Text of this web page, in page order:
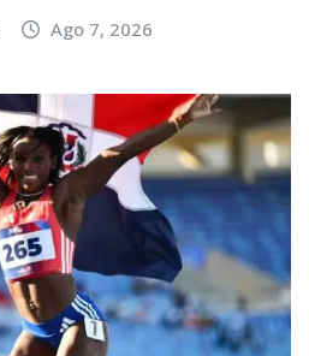
Ago 7, 2026